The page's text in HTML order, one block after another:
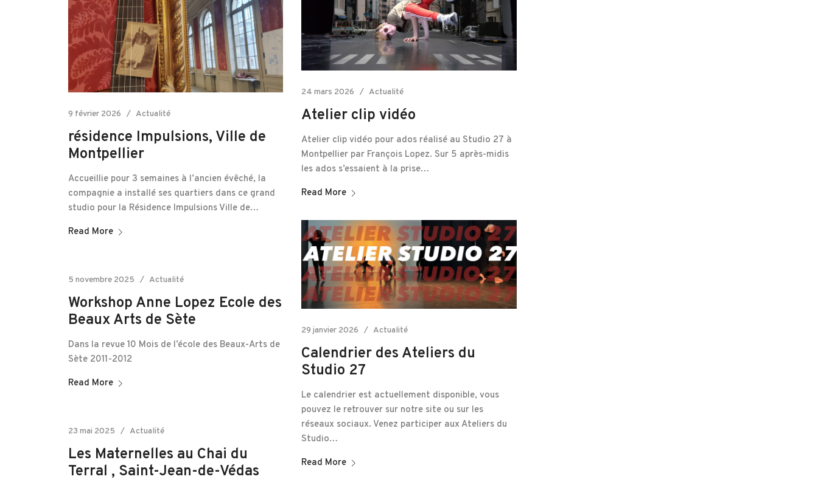
24 mars 2026 Actualité
Atelier clip vidéo
Atelier clip vidéo pour ados réalisé au Studio 27 à
Montpellier par François Lopez. Sur 5 après-midis
les ados s’essaient à la prise…
Read More
9 février 2026 Actualité
résidence Impulsions, Ville de
Montpellier
Accueillie pour 3 semaines à l’ancien évêché, la
compagnie a installé ses quartiers dans ce grand
studio pour la Résidence Impulsions Ville de…
Read More
29 janvier 2026 Actualité
Calendrier des Ateliers du
Studio 27
Le calendrier est actuellement disponible, vous
pouvez le retrouver sur notre site ou sur les
réseaux sociaux. Venez participer aux Ateliers du
Studio…
Read More
5 novembre 2025 Actualité
Workshop Anne Lopez Ecole des
Beaux Arts de Sète
Dans la revue 10 Mois de l’école des Beaux-Arts de
Sète 2011-2012
Read More
23 mai 2025 Actualité
Les Maternelles au Chai du
Terral , Saint-Jean-de-Védas